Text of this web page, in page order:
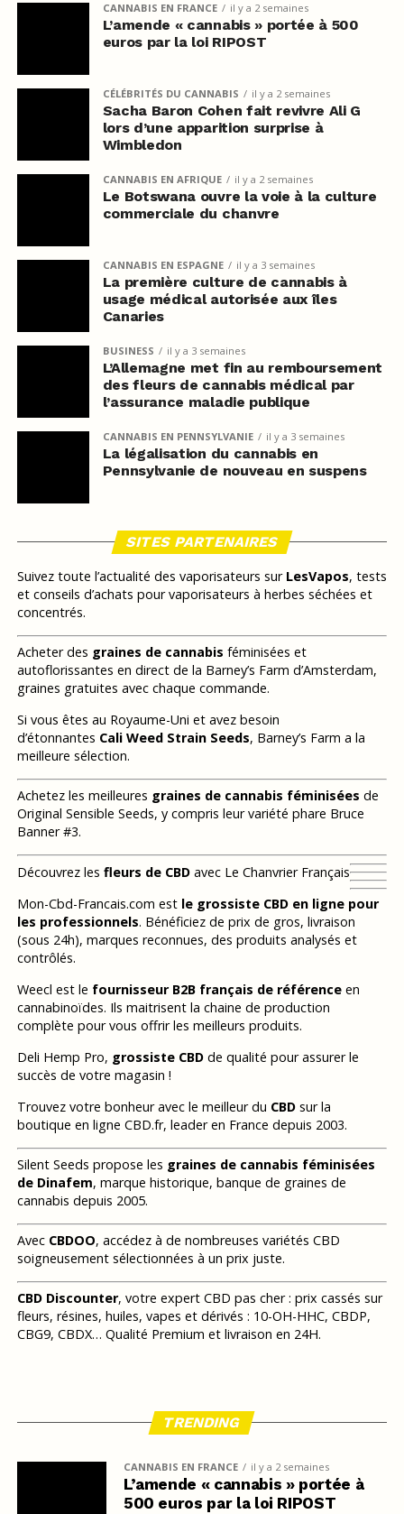
CANNABIS EN FRANCE il y a 2 semaines
L’amende « cannabis » portée à 500
euros par la loi RIPOST
CÉLÉBRITÉS DU CANNABIS il y a 2 semaines
Sacha Baron Cohen fait revivre Ali G
lors d’une apparition surprise à
Wimbledon
CANNABIS EN AFRIQUE il y a 2 semaines
Le Botswana ouvre la voie à la culture
commerciale du chanvre
CANNABIS EN ESPAGNE il y a 3 semaines
La première culture de cannabis à
usage médical autorisée aux îles
Canaries
BUSINESS il y a 3 semaines
L’Allemagne met fin au remboursement
des fleurs de cannabis médical par
l’assurance maladie publique
CANNABIS EN PENNSYLVANIE il y a 3 semaines
La légalisation du cannabis en
Pennsylvanie de nouveau en suspens
SITES PARTENAIRES
Suivez toute l’actualité des vaporisateurs sur LesVapos, tests
et conseils d’achats pour vaporisateurs à herbes séchées et
concentrés.
Acheter des graines de cannabis féminisées et
autoflorissantes en direct de la Barney’s Farm d’Amsterdam,
graines gratuites avec chaque commande.
Si vous êtes au Royaume-Uni et avez besoin
d’étonnantes Cali Weed Strain Seeds, Barney’s Farm a la
meilleure sélection.
Achetez les meilleures graines de cannabis féminisées de
Original Sensible Seeds, y compris leur variété phare Bruce
Banner #3.
Découvrez les fleurs de CBDavec Le Chanvrier Français
Mon-Cbd-Francais.com est le grossiste CBD en ligne pour
les professionnels. Bénéficiez de prix de gros, livraison
(sous 24h), marques reconnues, des produits analysés et
contrôlés.
Weecl est le fournisseur B2B français de référenceen
cannabinoïdes. Ils maitrisent la chaine de production
complète pour vous offrir les meilleurs produits.
Deli Hemp Pro, grossiste CBDde qualité pour assurer le
succès de votre magasin !
Trouvez votre bonheur avec le meilleur du CBDsur la
boutique en ligne CBD.fr, leader en France depuis 2003.
Silent Seeds propose les graines de cannabis féminisées
de Dinafem, marque historique, banque de graines de
cannabis depuis 2005.
Avec CBDOO, accédez à de nombreuses variétés CBD
soigneusement sélectionnées à un prix juste.
CBD Discounter, votre expert CBD pas cher : prix cassés sur
fleurs, résines, huiles, vapes et dérivés : 10-OH-HHC, CBDP,
CBG9, CBDX… Qualité Premium et livraison en 24H.
TRENDING
CANNABIS EN FRANCE il y a 2 semaines
L’amende « cannabis » portée à
500 euros par la loi RIPOST